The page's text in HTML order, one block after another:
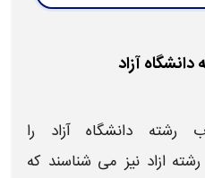
آزاد
رشته دانشگاه آزاد را
ازاد نیز می شناسند که